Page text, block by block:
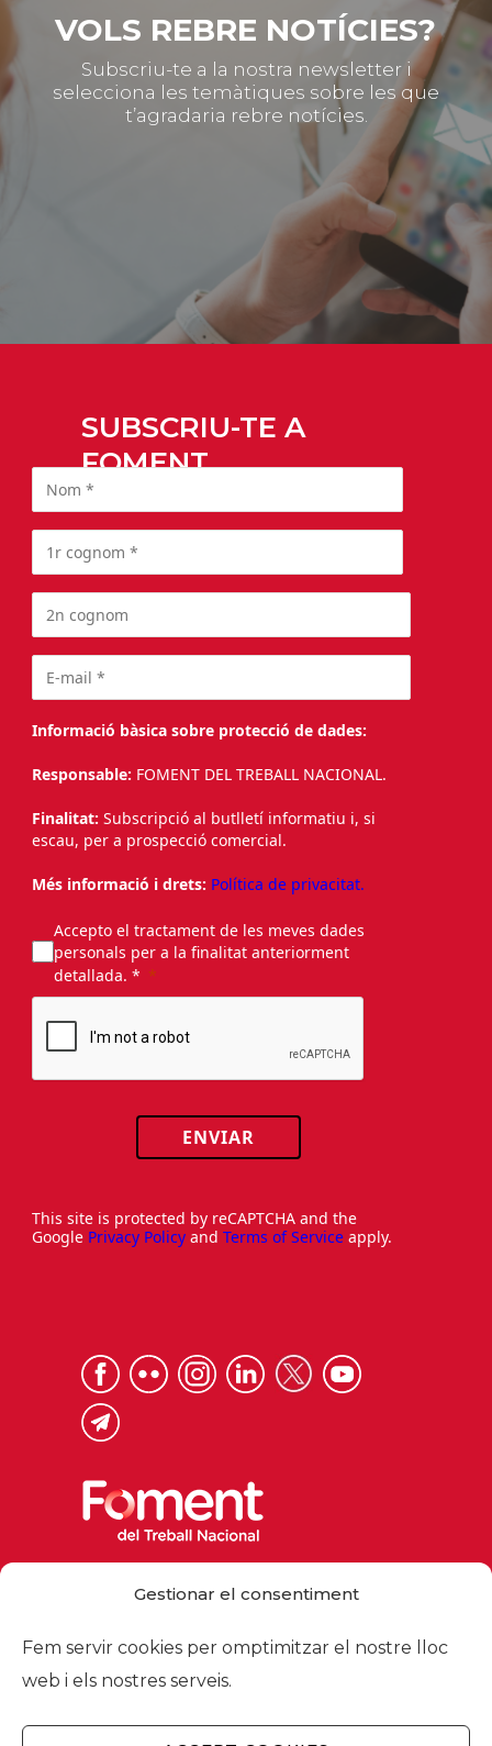
Gestionar el consentiment
Fem servir cookies per omptimitzar el nostre lloc
web i els nostres serveis.
VOLS REBRE NOTÍCIES?
Subscriu-te a la nostra newsletter i
selecciona les temàtiques sobre les que
t’agradaria rebre notícies.
SUBSCRIU-TE A
FOMENT
Informació bàsica sobre protecció de dades:
Responsable: FOMENT DEL TREBALL NACIONAL.
Finalitat: Subscripció al butlletí informatiu i, si
escau, per a prospecció comercial.
Més informació i drets: Política de privacitat.
Accepto el tractament de les meves dades
personals per a la finalitat anteriorment
detallada. *
ENVIAR
This site is protected by reCAPTCHA and the
Google Privacy Policy and Terms of Service apply.
foment@foment.com